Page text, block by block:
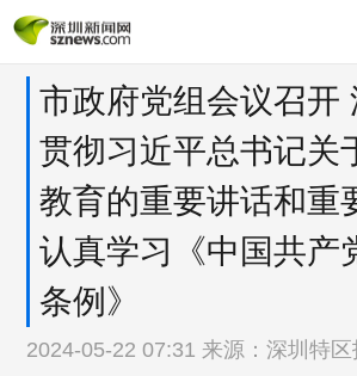
市政府党组会议召开
贯彻习近平总书记关
教育的重要讲话和重
认真学习《中国共产
条例》
2024-05-22 07:31 来源：深圳特区